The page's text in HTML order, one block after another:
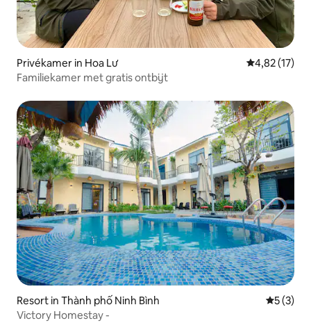
Privékamer in Hoa Lư Gemiddelde
4,82 (17)
Familiekamer met gratis ontbijt
Resort in Thành phố Ninh Bình
5 (3)
Victory Homestay -